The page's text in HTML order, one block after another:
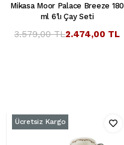
Mikasa Moor Palace Breeze 180
ml 6'lı Çay Seti
2.474,00 TL
3.579,00 TL
Ücretsiz Kargo